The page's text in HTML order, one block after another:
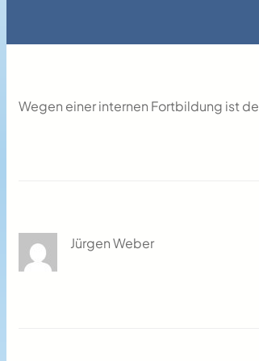
Wegen einer internen Fortbildung ist
Jürgen Weber